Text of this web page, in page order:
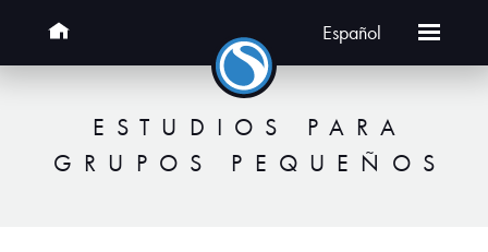
Español
ESTUDIOS PARA
GRUPOS PEQUEÑOS